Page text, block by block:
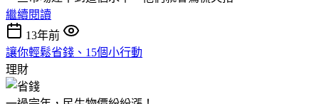
繼續閱讀
13年前
讓你輕鬆省錢、15個小行動
理財